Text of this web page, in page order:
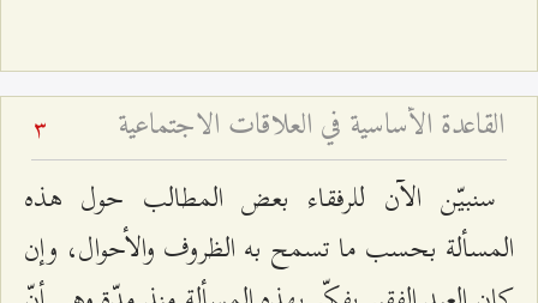
القاعدة الأساسية في العلاقات الاجتماعية 3
سنبيّن الآن للرفقاء بعض المطالب حول هذه
المسألة بحسب ما تسمح به الظروف والأحوال، وإن